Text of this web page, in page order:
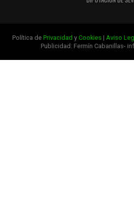
Política de Privacidad y Cookies | Aviso
Publicidad: Fermín Cabanillas-